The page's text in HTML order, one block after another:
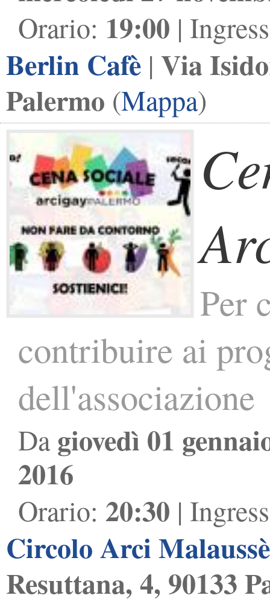
Orario: 19:00 |
Berlin Cafè | Via
Palermo (Mappa)
Per
contribuire ai
dell'associazione
Dagiovedì 01
2016
Orario: 20:30 |
Circolo Arci
Resuttana, 4, 90133